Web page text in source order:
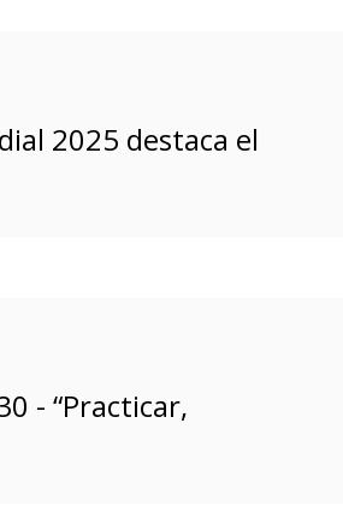
2025 destaca el
- “Practicar,